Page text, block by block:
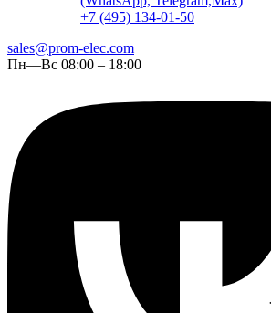
+7 (495) 134-01-50
sales@prom-elec.com
Пн—Вс 08:00 – 18:00